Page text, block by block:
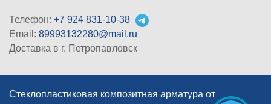
Телефон: +7 924 831-10-38
Email: 89993132280@mail.ru
Доставка в г. Петропавловск
Стеклопластиковая композитная арматура от